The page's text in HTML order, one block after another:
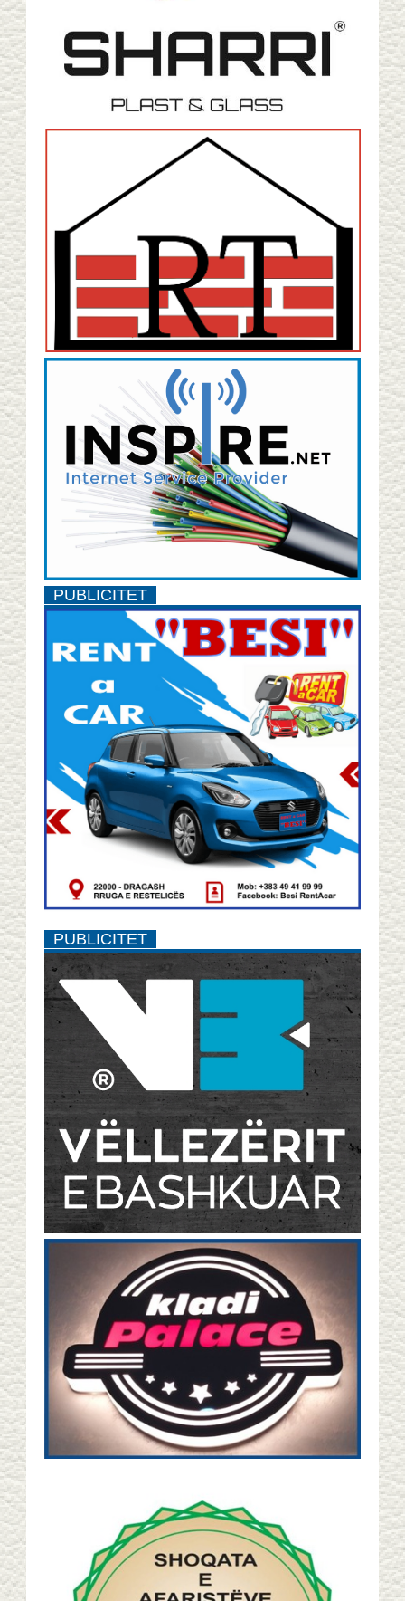
PUBLICITET
PUBLICITET